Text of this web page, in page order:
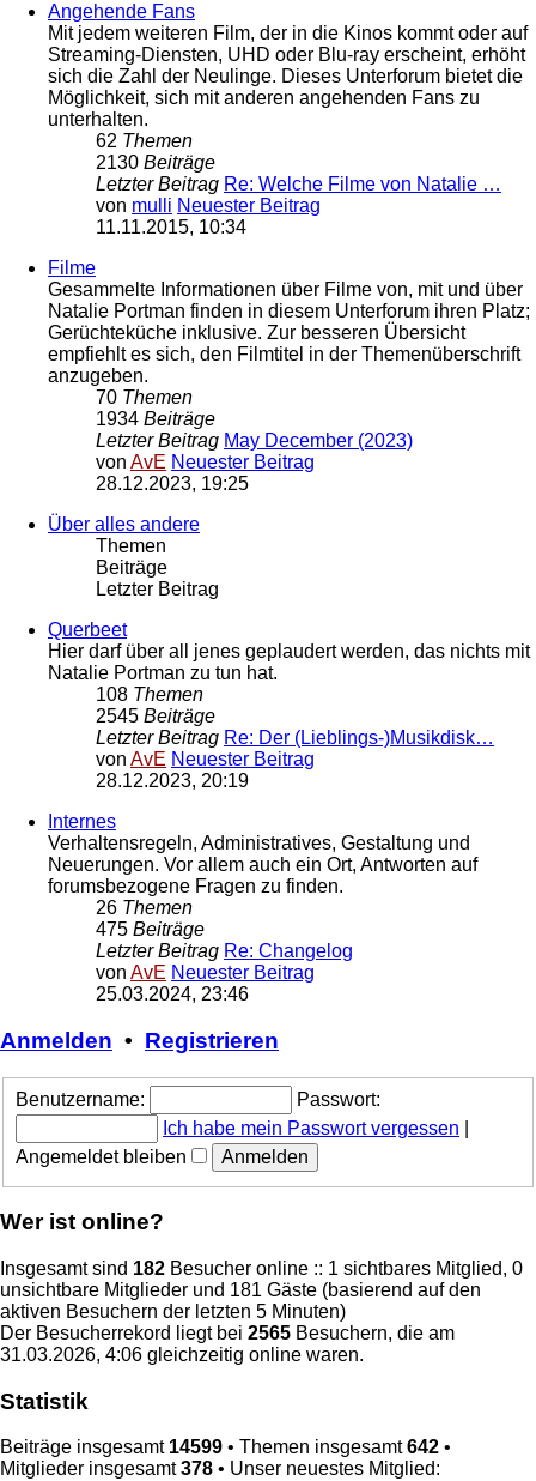
Angehende Fans
Mit jedem weiteren Film, der in die Kinos kommt oder auf
Streaming-Diensten, UHD oder Blu-ray erscheint, erhöht
sich die Zahl der Neulinge. Dieses Unterforum bietet die
Möglichkeit, sich mit anderen angehenden Fans zu
unterhalten.
62 Themen
2130 Beiträge
Letzter Beitrag Re: Welche Filme von Natalie …
von mulli Neuester Beitrag
11.11.2015, 10:34
Filme
Gesammelte Informationen über Filme von, mit und über
Natalie Portman finden in diesem Unterforum ihren Platz;
Gerüchteküche inklusive. Zur besseren Übersicht
empfiehlt es sich, den Filmtitel in der Themenüberschrift
anzugeben.
70 Themen
1934 Beiträge
Letzter Beitrag May December (2023)
von AvE Neuester Beitrag
28.12.2023, 19:25
Über alles andere
Themen
Beiträge
Letzter Beitrag
Querbeet
Hier darf über all jenes geplaudert werden, das nichts mit
Natalie Portman zu tun hat.
108 Themen
2545 Beiträge
Letzter Beitrag Re: Der (Lieblings-)Musikdisk…
von AvE Neuester Beitrag
28.12.2023, 20:19
Internes
Verhaltensregeln, Administratives, Gestaltung und
Neuerungen. Vor allem auch ein Ort, Antworten auf
forumsbezogene Fragen zu finden.
26 Themen
475 Beiträge
Letzter Beitrag Re: Changelog
von AvE Neuester Beitrag
25.03.2024, 23:46
Anmelden • Registrieren
Benutzername:
Passwort:
Ich habe mein Passwort vergessen
Angemeldet bleiben
Wer ist online?
Insgesamt sind 182 Besucher online :: 1 sichtbares Mitglied, 0
unsichtbare Mitglieder und 181 Gäste (basierend auf den
aktiven Besuchern der letzten 5 Minuten)
Der Besucherrekord liegt bei 2565 Besuchern, die am
31.03.2026, 4:06 gleichzeitig online waren.
Statistik
Beiträge insgesamt 14599 • Themen insgesamt642 •
Mitglieder insgesamt378 • Unser neuestes Mitglied: